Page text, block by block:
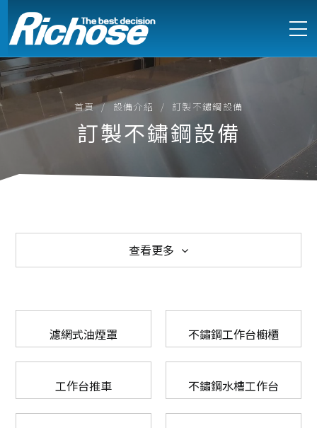
首頁 設備介紹 訂製不鏽鋼設備
訂製不鏽鋼設備
查看更多
RATIONAL
LAINOX
發酵箱
電熱熱風爐
果汁機/食物調理機
汽泡水機
全自動咖啡機
半自動咖啡機
磨豆機
濾網式油煙罩 不鏽鋼工作台櫥櫃
工作台推車 不鏽鋼水槽工作台